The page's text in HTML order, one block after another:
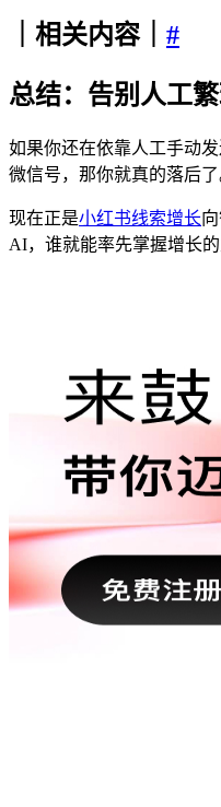
｜相关内容｜ #
总结：告别人工
如果你还在依靠人工手动
微信号，那你就真的落后了
现在正是小红书线索增长
AI，谁就能率先掌握增长的